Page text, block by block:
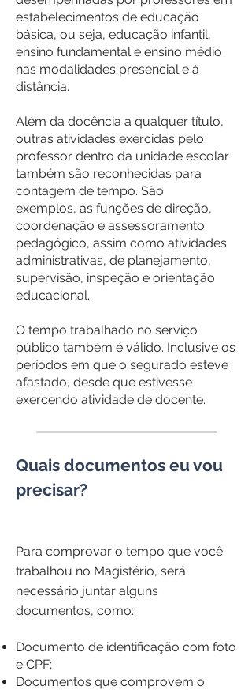
estabelecimentos de educação
básica, ou seja, educação infantil,
ensino fundamental e ensino médio
nas modalidades presencial e à
distância.
Além da docência a qualquer título,
outras atividades exercidas pelo
professor dentro da unidade escolar
também são reconhecidas para
contagem de tempo. São
exemplos, as funções de direção,
coordenação e assessoramento
pedagógico, assim como atividades
administrativas, de planejamento,
supervisão, inspeção e orientação
educacional.
O tempo trabalhado no serviço
público também é válido. Inclusive os
períodos em que o segurado esteve
afastado, desde que estivesse
exercendo atividade de docente.
Quais documentos eu vou
precisar?
Para comprovar o tempo que você
trabalhou no Magistério, será
necessário juntar alguns
documentos, como:
Documento de identificação com foto
e CPF;
Documentos que comprovem o